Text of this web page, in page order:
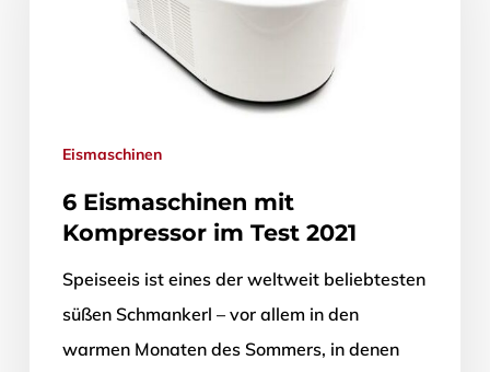
Eismaschinen
6 Eismaschinen mit
Kompressor im Test 2021
Speiseeis ist eines der weltweit beliebtesten
süßen Schmankerl – vor allem in den
warmen Monaten des Sommers, in denen